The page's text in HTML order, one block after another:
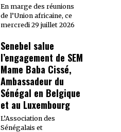
En marge des réunions
de l’Union africaine, ce
mercredi 29 juillet 2026
Senebel salue
l’engagement de SEM
Mame Baba Cissé,
Ambassadeur du
Sénégal en Belgique
et au Luxembourg
L’Association des
Sénégalais et